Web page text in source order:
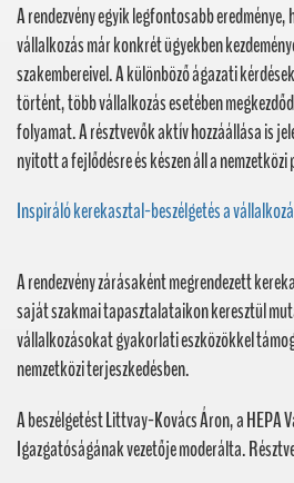
A rendezvény egyik legfontosabb
vállalkozás már konkrét ügyekben
szakembereivel. A különböző ágazati
történt, több vállalkozás esetében
folyamat. A résztvevők aktív hozzáállása is
nyitott a fejlődésre és készen áll a
Inspiráló kerekasztal-beszélgetés a
A rendezvény zárásaként megrendezett
saját szakmai tapasztalataikon keresztül
vállalkozásokat gyakorlati eszközökkel
nemzetközi terjeszkedésben.
A beszélgetést Littvay-Kovács Áron, a HEPA
Igazgatóságának vezetője moderálta.